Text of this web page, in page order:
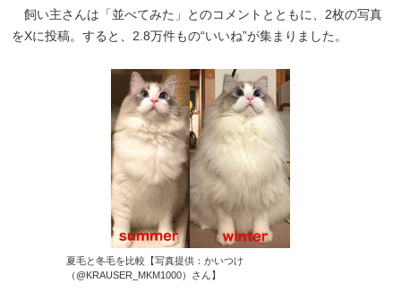
飼い主さんは「並べてみた」とのコメントとともに、2枚の写真
をXに投稿。すると、2.8万件もの“いいね”が集まりました。
夏毛と冬毛を比較【写真提供：かいつけ
（@KRAUSER_MKM1000）さん】